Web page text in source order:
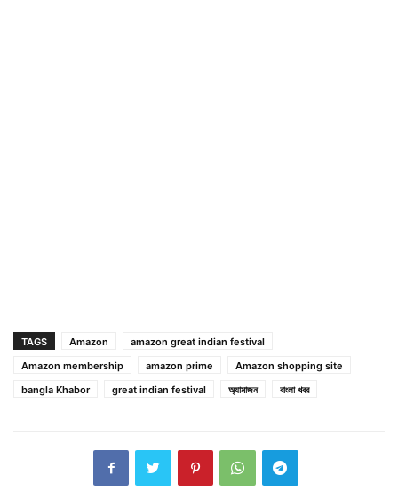
TAGS Amazon
amazon great indian festival
Amazon membership
amazon prime
Amazon shopping site
bangla Khabor
great indian festival অ্যামাজন বাংলা খবর